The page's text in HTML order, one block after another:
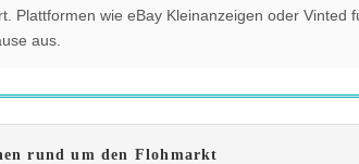
Plattformen wie eBay Kleinanzeigen oder Vinted
aus.
rund um den Flohmarkt